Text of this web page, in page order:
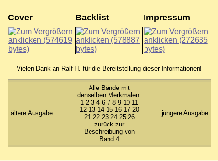
Cover Backlist Impressum
Vielen Dank an Ralf H. für die Bereitstellung dieser Informationen!
ältere Ausgabe
Alle Bände mit
denselben Merkmalen:
1 2 3 4 6 7 8 9 10 11
12 13 14 15 16 17 20
21 22 23 24 25 26
zurück zur
Beschreibung von
Band 4
jüngere Ausgabe